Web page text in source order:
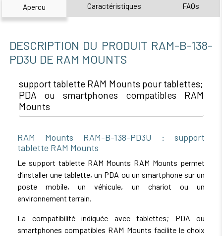
Apercu Caractéristiques FAQs
DESCRIPTION DU PRODUIT RAM-B-138-
PD3U DE RAM MOUNTS
support tablette RAM Mounts pour tablettes;
PDA ou smartphones compatibles RAM
Mounts
RAM Mounts RAM-B-138-PD3U : support
tablette RAM Mounts
Le support tablette RAM Mounts RAM Mounts permet
d’installer une tablette, un PDA ou un smartphone sur un
poste mobile, un véhicule, un chariot ou un
environnement terrain.
La compatibilité indiquée avec tablettes; PDA ou
smartphones compatibles RAM Mounts facilite le choix